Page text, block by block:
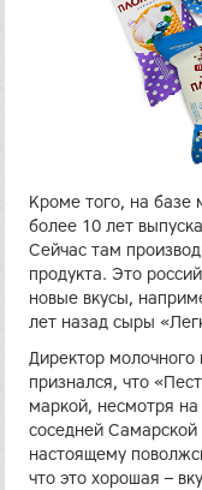
Кроме того, на базе
более 10 лет
Сейчас там
продукта. Это
новые вкусы,
лет назад сыры
Директор
признался, что
маркой, несмотря на
соседней
настоящему
что это хорошая –